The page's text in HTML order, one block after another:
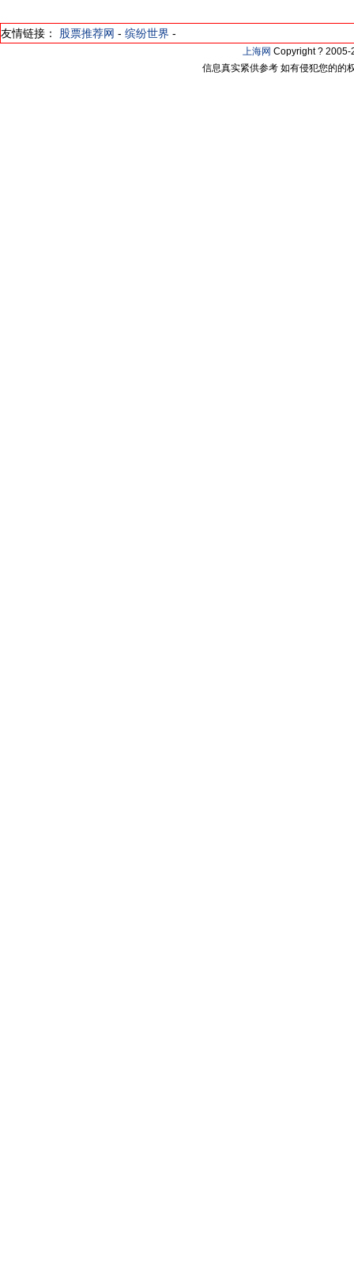
友情链接： 股票推荐网 - 缤纷世界 -
上海网 Copyright ? 2005-
信息真实紧供参考 如有侵犯您的的